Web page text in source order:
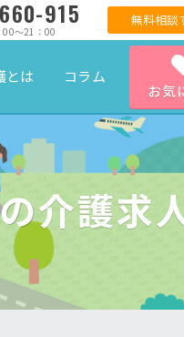
お気
660-915
00～21：00
無料相談
とは コラム
介護求